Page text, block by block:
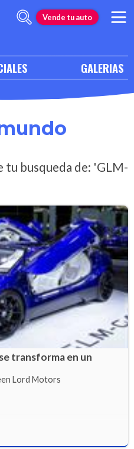
Vende tu auto
GALERIAS
tu busqueda de: 'GLM-
transforma en un
Lord Motors